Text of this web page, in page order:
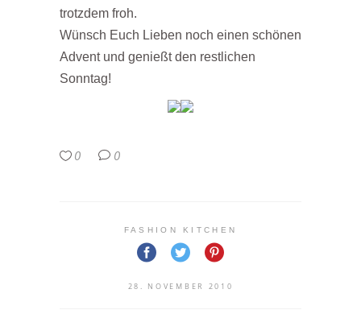
trotzdem froh.
Wünsch Euch Lieben noch einen schönen
Advent und genießt den restlichen
Sonntag!
0 0
FASHION KITCHEN
28. NOVEMBER 2010